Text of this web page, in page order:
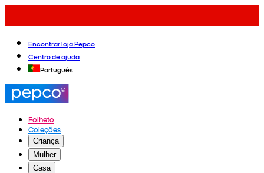
Encontrar loja Pepco
Centro de ajuda
Português
Folheto
Coleções
Criança
Mulher
Casa